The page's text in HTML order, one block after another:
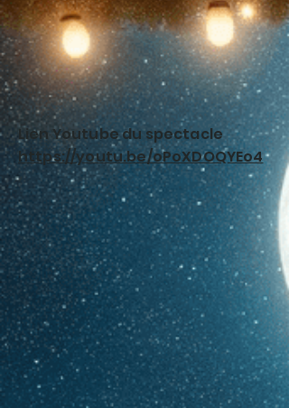
Lien Youtube du spectacle
https://youtu.be/oPoXDOQYEo4